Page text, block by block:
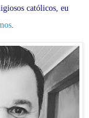
católicos, eu